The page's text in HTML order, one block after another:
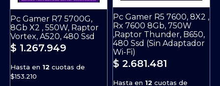
Pc Gamer R7 5700G,
8Gb X2 , 550W, Raptor
Vortex, A520, 480 Ssd
$ 1.267.949
Hasta en 12 cuotas de
$153.210
Pc Gamer R5 7600, 8X2 ,
Rx 7600 8Gb, 750W
,Raptor Thunder, B650,
480 Ssd (Sin Adaptador
Wi-Fi)
$ 2.681.481
Hasta en 12 cuotas de